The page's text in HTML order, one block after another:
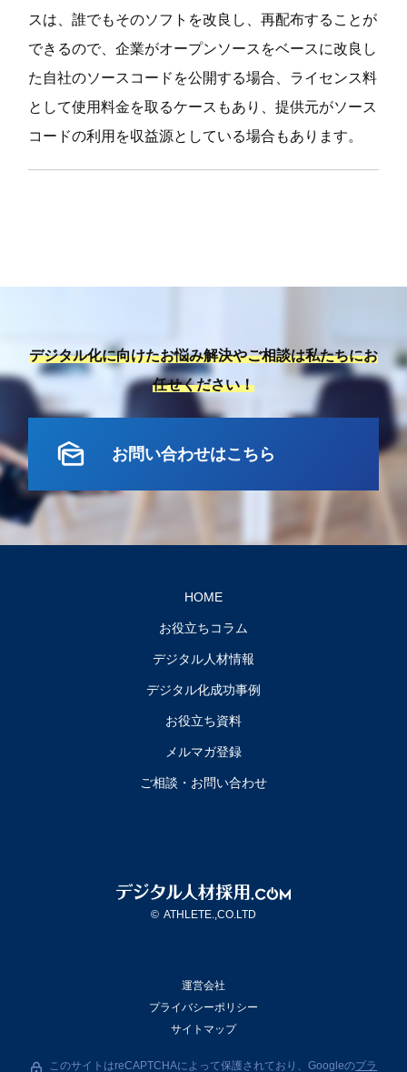
スは、誰でもそのソフトを改良し、再配布することが
できるので、企業がオープンソースをベースに改良し
た自社のソースコードを公開する場合、ライセンス料
として使用料金を取るケースもあり、提供元がソース
コードの利用を収益源としている場合もあります。
デジタル化に向けたお悩み解決やご相談は私たちにお
任せください！
mark_as_unread お問い合わせはこちら
HOME
お役立ちコラム
デジタル人材情報
デジタル化成功事例
お役立ち資料
メルマガ登録
ご相談・お問い合わせ
© ATHLETE.,CO.LTD
運営会社
プライバシーポリシー
サイトマップ
このサイトはreCAPTCHAによって保護されており、Googleのプラ